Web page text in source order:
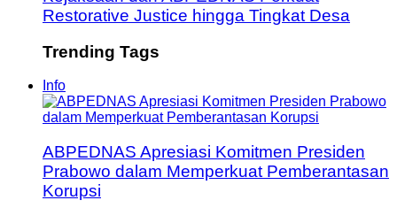
Restorative Justice hingga Tingkat Desa
Trending Tags
Info
ABPEDNAS Apresiasi Komitmen Presiden
Prabowo dalam Memperkuat Pemberantasan
Korupsi